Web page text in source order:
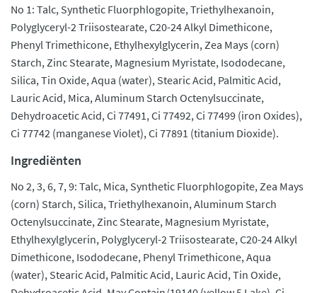
No 1: Talc, Synthetic Fluorphlogopite, Triethylhexanoin,
Polyglyceryl-2 Triisostearate, C20-24 Alkyl Dimethicone,
Phenyl Trimethicone, Ethylhexylglycerin, Zea Mays (corn)
Starch, Zinc Stearate, Magnesium Myristate, Isododecane,
Silica, Tin Oxide, Aqua (water), Stearic Acid, Palmitic Acid,
Lauric Acid, Mica, Aluminum Starch Octenylsuccinate,
Dehydroacetic Acid, Ci 77491, Ci 77492, Ci 77499 (iron Oxides),
Ci 77742 (manganese Violet), Ci 77891 (titanium Dioxide).
Ingrediënten
No 2, 3, 6, 7, 9: Talc, Mica, Synthetic Fluorphlogopite, Zea Mays
(corn) Starch, Silica, Triethylhexanoin, Aluminum Starch
Octenylsuccinate, Zinc Stearate, Magnesium Myristate,
Ethylhexylglycerin, Polyglyceryl-2 Triisostearate, C20-24 Alkyl
Dimethicone, Isododecane, Phenyl Trimethicone, Aqua
(water), Stearic Acid, Palmitic Acid, Lauric Acid, Tin Oxide,